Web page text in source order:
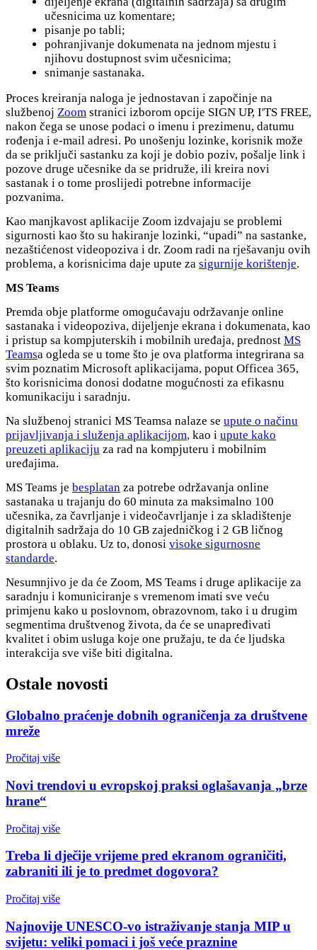
učesnicima uz komentare;
pisanje po tabli;
pohranjivanje dokumenata na jednom mjestu i
njihovu dostupnost svim učesnicima;
snimanje sastanaka.
Proces kreiranja naloga je jednostavan i započinje na
službenoj Zoom stranici izborom opcije SIGN UP, I'TS FREE,
nakon čega se unose podaci o imenu i prezimenu, datumu
rođenja i e-mail adresi. Po unošenju lozinke, korisnik može
da se priključi sastanku za koji je dobio poziv, pošalje link i
pozove druge učesnike da se pridruže, ili kreira novi
sastanak i o tome proslijedi potrebne informacije
pozvanima.
Kao manjkavost aplikacije Zoom izdvajaju se problemi
sigurnosti kao što su hakiranje lozinki, “upadi” na sastanke,
nezaštićenost videopoziva i dr. Zoom radi na rješavanju ovih
problema, a korisnicima daje upute za sigurnije korištenje.
MS Teams
Premda obje platforme omogućavaju održavanje online
sastanaka i videopoziva, dijeljenje ekrana i dokumenata, kao
i pristup sa kompjuterskih i mobilnih uređaja, prednost MS
Teamsa ogleda se u tome što je ova platforma integrirana sa
svim poznatim Microsoft aplikacijama, poput Officea 365,
što korisnicima donosi dodatne mogućnosti za efikasnu
komunikaciju i saradnju.
Na službenoj stranici MS Teamsa nalaze se upute o načinu
prijavljivanja i služenja aplikacijom, kao i upute kako
preuzeti aplikaciju za rad na kompjuteru i mobilnim
uređajima.
MS Teams je besplatan za potrebe održavanja online
sastanaka u trajanju do 60 minuta za maksimalno 100
učesnika, za čavrljanje i videočavrljanje i za skladištenje
digitalnih sadržaja do 10 GB zajedničkog i 2 GB ličnog
prostora u oblaku. Uz to, donosi visoke sigurnosne
standarde.
Nesumnjivo je da će Zoom, MS Teams i druge aplikacije za
saradnju i komuniciranje s vremenom imati sve veću
primjenu kako u poslovnom, obrazovnom, tako i u drugim
segmentima društvenog života, da će se unapređivati
kvalitet i obim usluga koje one pružaju, te da će ljudska
interakcija sve više biti digitalna.
Ostale novosti
Globalno praćenje dobnih ograničenja za društvene
mreže
Pročitaj više
Novi trendovi u evropskoj praksi oglašavanja „brze
hrane“
Pročitaj više
Treba li dječije vrijeme pred ekranom ograničiti,
zabraniti ili je to predmet dogovora?
Pročitaj više
Najnovije UNESCO-vo istraživanje stanja MIP u
svijetu: veliki pomaci i još veće praznine